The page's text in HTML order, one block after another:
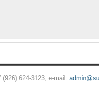
624-3123, e-mail: